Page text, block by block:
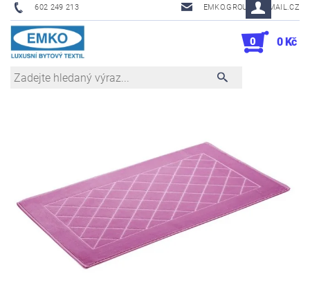
602 249 213 EMKO.GROUSL@EMAIL.CZ
0 0 Kč